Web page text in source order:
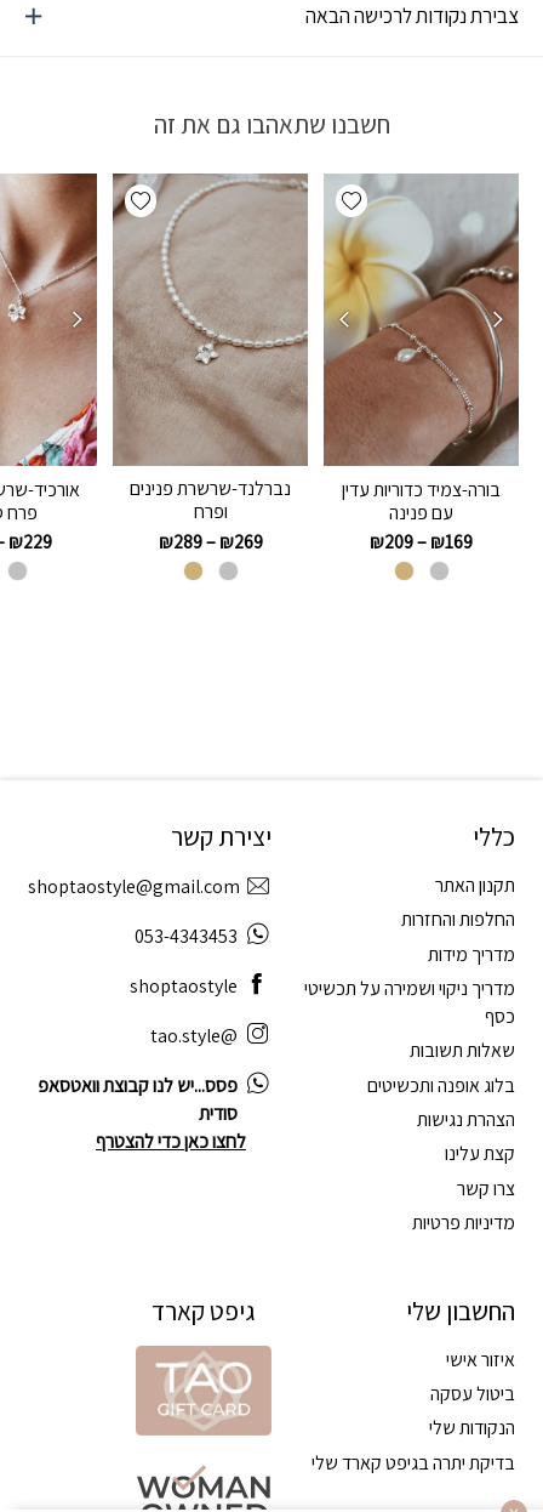
צבירת נקודות לרכישה הבאה
חשבנו שתאהבו גם את זה
Add wishlist
בורה-צמיד כדוריות עדין
עם פנינה
₪169
–
₪209
Add wishlist
נברלנד-שרשרת פנינים
ופרח
₪269
–
₪289
אורכיד-
פרח
₪229
כללי
תקנון האתר
החלפות והחזרות
מדריך מידות
מדריך ניקוי ושמירה על תכשיטי
כסף
שאלות תשובות
בלוג אופנה ותכשיטים
הצהרת נגישות
קצת עלינו
צרו קשר
מדיניות פרטיות
החשבון שלי
איזור אישי
ביטול עסקה
הנקודות שלי
בדיקת יתרה בגיפט קארד שלי
יצירת קשר
shoptaostyle@gmail.com
053-4343453
shoptaostyle
@tao.style
פסס...יש לנו קבוצת וואטסאפ
סודית
לחצו כאן כדי להצטרף
גיפט קארד